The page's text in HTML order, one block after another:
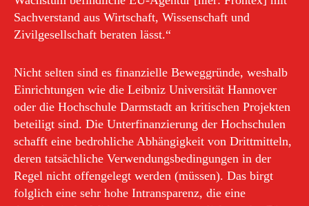
Sachverstand aus Wirtschaft, Wissenschaft und
Zivilgesellschaft beraten lässt.“
Nicht selten sind es finanzielle Beweggründe, weshalb
Einrichtungen wie die Leibniz Universität Hannover
oder die Hochschule Darmstadt an kritischen Projekten
beteiligt sind. Die Unterfinanzierung der Hochschulen
schafft eine bedrohliche Abhängigkeit von Drittmitteln,
deren tatsächliche Verwendungsbedingungen in der
Regel nicht offengelegt werden (müssen). Das birgt
folglich eine sehr hohe Intransparenz, die eine